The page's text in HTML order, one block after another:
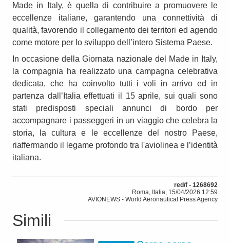
Made in Italy, è quella di contribuire a promuovere le
eccellenze italiane, garantendo una connettività di
qualità, favorendo il collegamento dei territori ed agendo
come motore per lo sviluppo dell’intero Sistema Paese.
In occasione della Giornata nazionale del Made in Italy,
la compagnia ha realizzato una campagna celebrativa
dedicata, che ha coinvolto tutti i voli in arrivo ed in
partenza dall’Italia effettuati il 15 aprile, sui quali sono
stati predisposti speciali annunci di bordo per
accompagnare i passeggeri in un viaggio che celebra la
storia, la cultura e le eccellenze del nostro Paese,
riaffermando il legame profondo tra l'aviolinea e l’identità
italiana.
red/f - 1268692
Roma, Italia, 15/04/2026 12:59
AVIONEWS - World Aeronautical Press Agency
Simili